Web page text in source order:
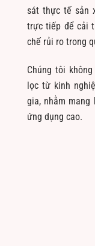
sát thực tế sản
trực tiếp để cải
chế rủi ro trong
Chúng tôi
lọc từ kinh
gia, nhằm
ứng dụng cao.